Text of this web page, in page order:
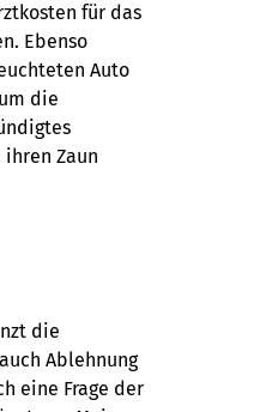
für das
Ebenso
Auto
die
Zaun
die
Ablehnung
eine Frage der